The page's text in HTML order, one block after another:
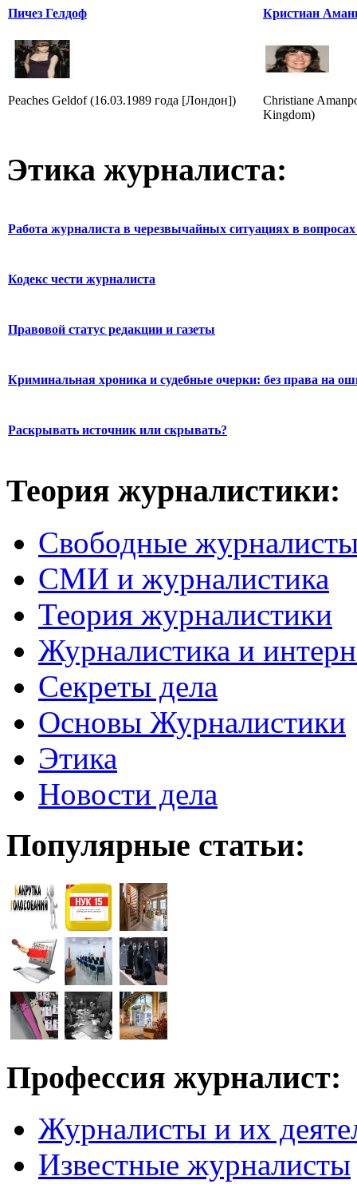
Пичез Гелдоф
Peaches Geldof (16.03.1989 года [Лондон])
Кристиан
Christiane
Kingdom)
Этика журналиста:
Работа журналиста в черезвычайных ситуациях в вопросах
Кодекс чести журналиста
Правовой статус редакции и газеты
Криминальная хроника и судебные очерки: без права на
Раскрывать источник или скрывать?
Теория журналистики:
Свободные
СМИ и журналистика
Теория журналистики
Журналистика и
Секреты дела
Основы Журналистики
Этика
Новости дела
Популярные статьи:
Профессия журналист:
Журналисты и их
Известные журналисты